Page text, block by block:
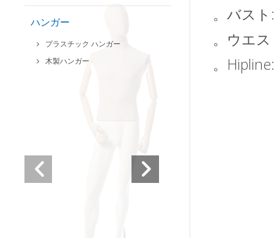
ハンガー
プラスチック ハンガー
木製ハンガー
。バス
。ウエ
。